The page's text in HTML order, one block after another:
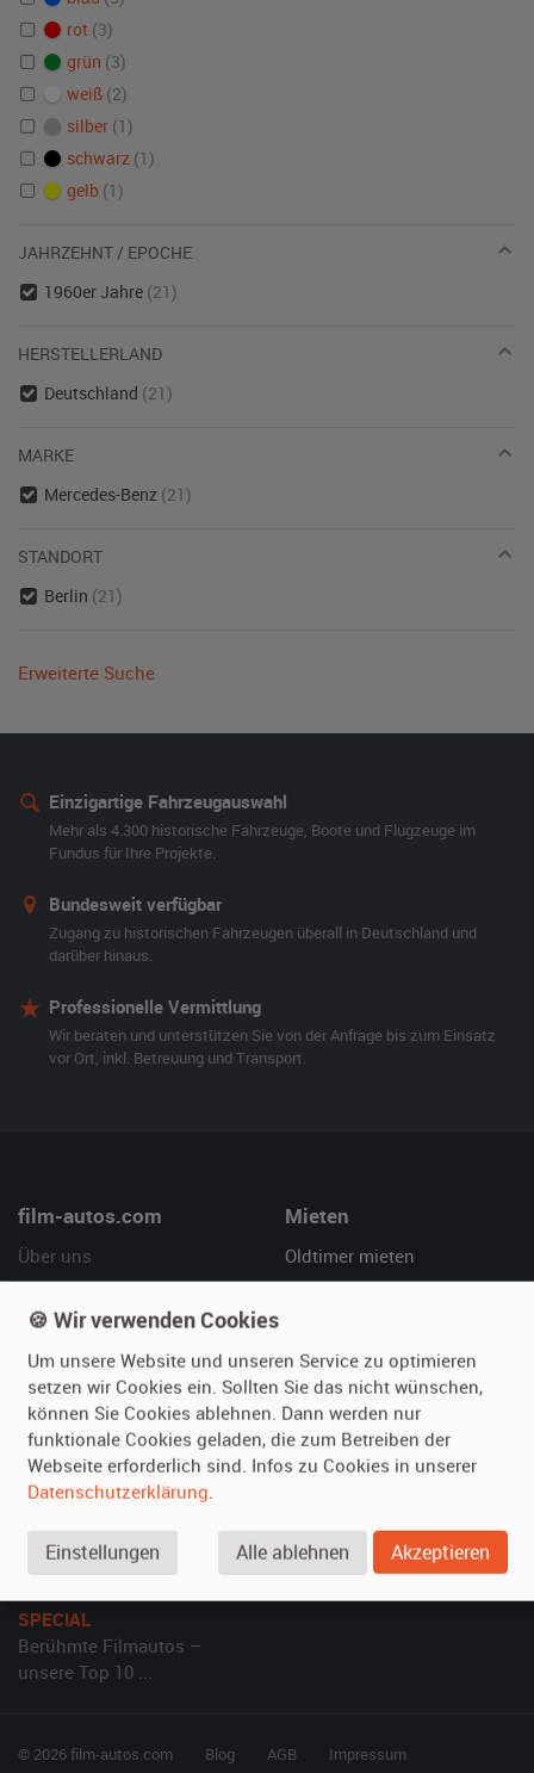
rot (3)
grün (3)
weiß (2)
silber (1)
schwarz (1)
gelb (1)
JAHRZEHNT / EPOCHE
1960er Jahre (21)
HERSTELLERLAND
Deutschland (21)
MARKE
Mercedes-Benz (21)
STANDORT
Berlin (21)
Erweiterte Suche
Einzigartige Fahrzeugauswahl
Mehr als 4.300 historische Fahrzeuge, Boote und Flugzeuge im
Fundus für Ihre Projekte.
Bundesweit verfügbar
Zugang zu historischen Fahrzeugen überall in Deutschland und
darüber hinaus.
Professionelle Vermittlung
Wir beraten und unterstützen Sie von der Anfrage bis zum Einsatz
vor Ort, inkl. Betreuung und Transport.
film-autos.com
Über uns
Leistungen
Referenzen
Kundenmeinungen
Mieten
Oldtimer mieten
Erweiterte Suche
Service
Vermieten
Oldtimer anmelden
Fotos senden
Inserat verwalten
Hilfe
Häufige Fragen (FAQ)
SPECIAL
Berühmte Filmautos –
unsere Top 10 ...
© 2026 film-autos.com Blog AGB Impressum
🍪 Wir verwenden Cookies
Um unsere Website und unseren Service zu optimieren
setzen wir Cookies ein. Sollten Sie das nicht wünschen,
können Sie Cookies ablehnen. Dann werden nur
funktionale Cookies geladen, die zum Betreiben der
Webseite erforderlich sind. Infos zu Cookies in unserer
Datenschutzerklärung.
Einstellungen Alle ablehnen Akzeptieren